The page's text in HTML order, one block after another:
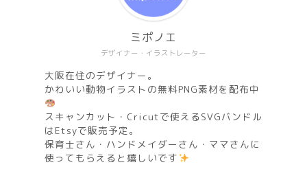
デザイナー・イラストレーター
ミポノエ
大阪在住のデザイナー。
かわいい動物イラストの無料PNG素材を配布中
スキャンカット・Cricutで使えるSVGバンドル
はEtsyで販売予定。
保育士さん・ハンドメイダーさん・ママさんに
使ってもらえると嬉しいです